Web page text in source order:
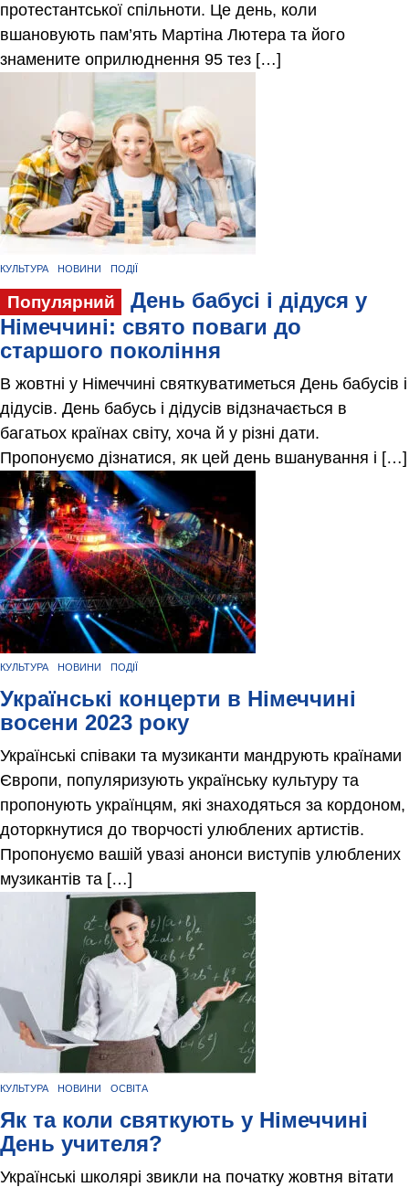
протестантської спільноти. Це день, коли
вшановують пам’ять Мартіна Лютера та його
знамените оприлюднення 95 тез […]
КУЛЬТУРА НОВИНИ ПОДІЇ
Популярний
День бабусі і дідуся у
Німеччині: свято поваги до
старшого покоління
В жовтні у Німеччині святкуватиметься День бабусів і
дідусів. День бабусь і дідусів відзначається в
багатьох країнах світу, хоча й у різні дати.
Пропонуємо дізнатися, як цей день вшанування і […]
КУЛЬТУРА НОВИНИ ПОДІЇ
Українські концерти в Німеччині
восени 2023 року
Українські співаки та музиканти мандрують країнами
Європи, популяризують українську культуру та
пропонують українцям, які знаходяться за кордоном,
доторкнутися до творчості улюблених артистів.
Пропонуємо вашій увазі анонси виступів улюблених
музикантів та […]
КУЛЬТУРА НОВИНИ ОСВІТА
Як та коли святкують у Німеччині
День учителя?
Українські школярі звикли на початку жовтня вітати